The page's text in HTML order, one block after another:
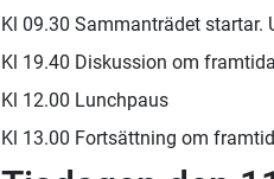
Kl 09.30 Sammanträdet startar.
Kl 19.40 Diskussion om
Kl 12.00 Lunchpaus
Kl 13.00 Fortsättning om